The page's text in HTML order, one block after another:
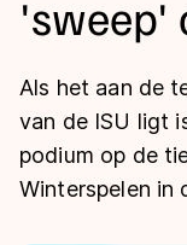
Disciplines
Langebaan
Shorttrack
Inlineskaten
Uitslagen
Langebaan
Shorttrack
Tijden &
'sweep'
Als het aan de
van de ISU ligt
podium op de
Winterspelen in